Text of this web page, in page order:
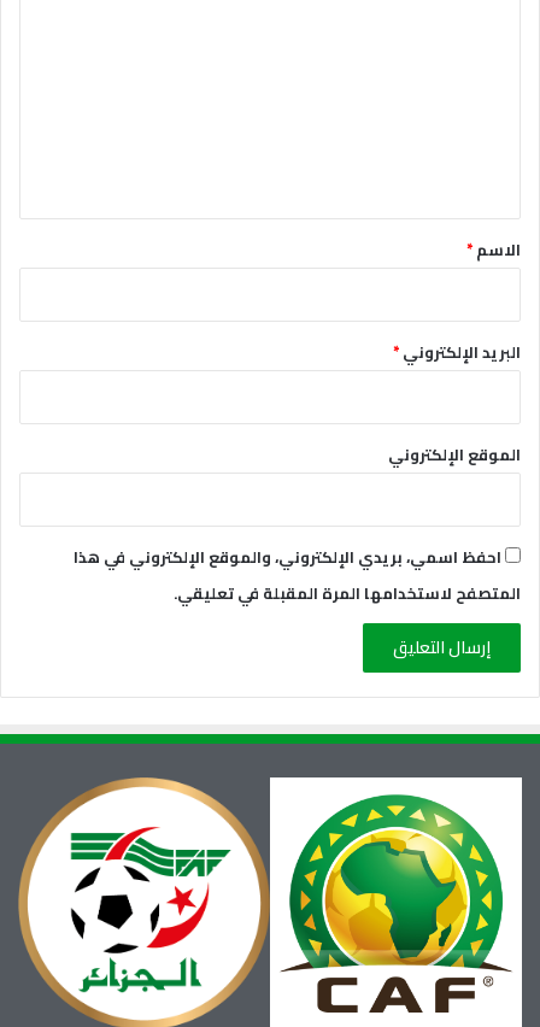
*الاسم*
البريد الإلكتروني*
الموقع الإلكتروني
احفظ اسمي، بريدي الإلكتروني، والموقع الإلكتروني في هذا
المتصفح لاستخدامها المرة المقبلة في تعليقي.